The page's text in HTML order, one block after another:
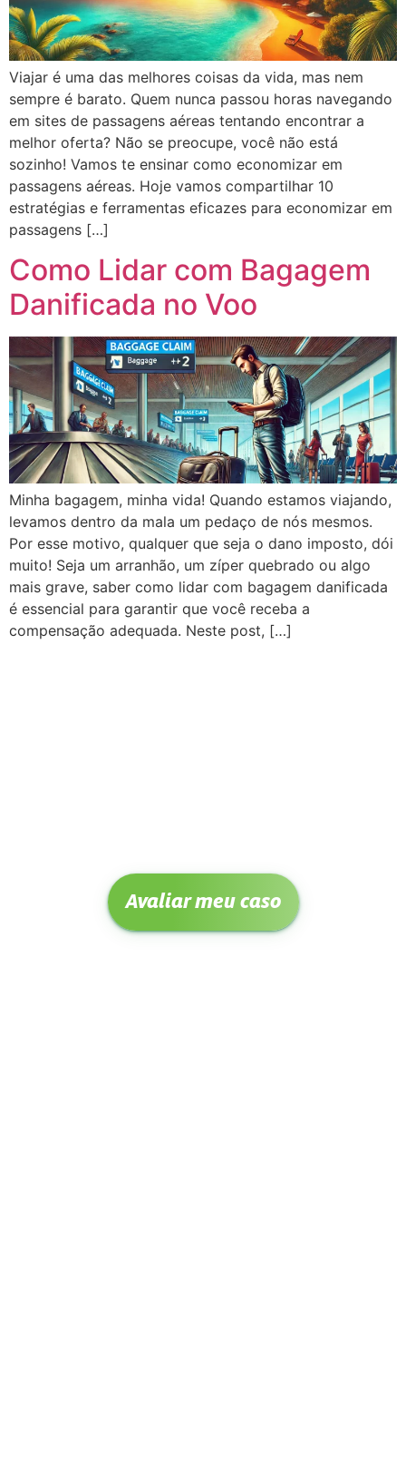
Viajar é uma das melhores coisas da vida, mas nem
sempre é barato. Quem nunca passou horas navegando
em sites de passagens aéreas tentando encontrar a
melhor oferta? Não se preocupe, você não está
sozinho! Vamos te ensinar como economizar em
passagens aéreas. Hoje vamos compartilhar 10
estratégias e ferramentas eficazes para economizar em
passagens […]
Como Lidar com Bagagem
Danificada no Voo
Minha bagagem, minha vida! Quando estamos viajando,
levamos dentro da mala um pedaço de nós mesmos.
Por esse motivo, qualquer que seja o dano imposto, dói
muito! Seja um arranhão, um zíper quebrado ou algo
mais grave, saber como lidar com bagagem danificada
é essencial para garantir que você receba a
compensação adequada. Neste post, […]
Avaliar meu caso